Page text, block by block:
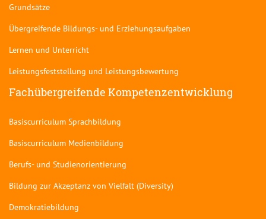
Grundsätze
Übergreifende Bildungs- und Erziehungsaufgaben
Lernen und Unterricht
Leistungsfeststellung und Leistungsbewertung
Fachübergreifende Kompetenzentwicklung
Basiscurriculum Sprachbildung
Basiscurriculum Medienbildung
Berufs- und Studienorientierung
Bildung zur Akzeptanz von Vielfalt (Diversity)
Demokratiebildung